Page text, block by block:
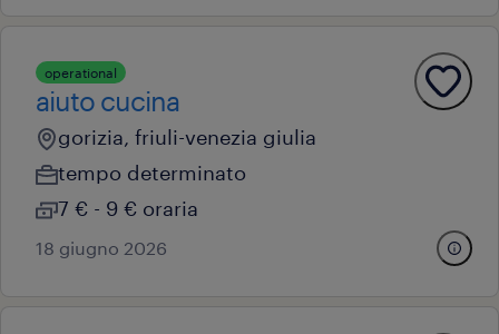
operational
aiuto cucina
gorizia, friuli-venezia giulia
tempo determinato
7 € - 9 € oraria
18 giugno 2026